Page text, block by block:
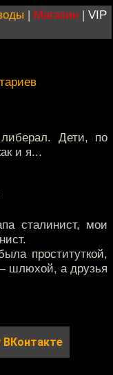
| Магазин | VIP
Дети, по
и я...
сталинист, мои
проституткой,
шлюхой, а друзья
ВКонтакте